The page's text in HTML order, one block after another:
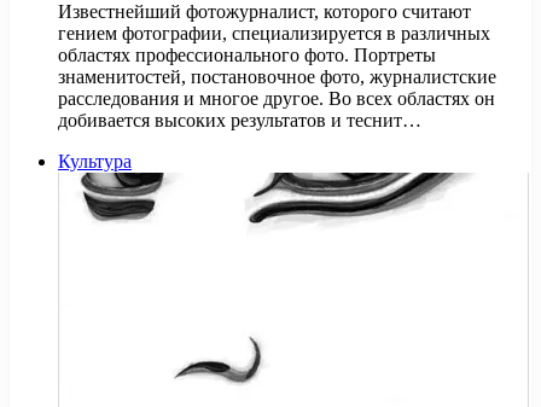
Известнейший фотожурналист, которого считают
гением фотографии, специализируется в различных
областях профессионального фото. Портреты
знаменитостей, постановочное фото, журналистские
расследования и многое другое. Во всех областях он
добивается высоких результатов и теснит…
Культура